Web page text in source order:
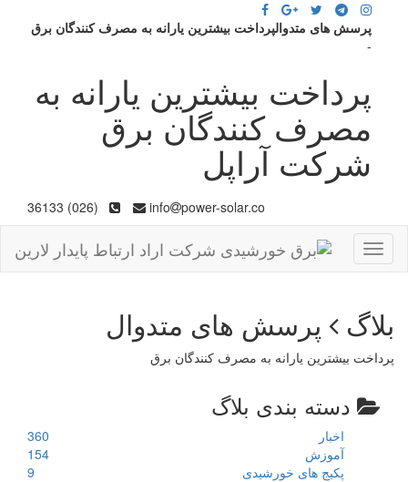
پرسش های متدوالپرداخت بیشترین یارانه به مصرف کنندگان برق
-
پرداخت بیشترین یارانه به
مصرف کنندگان برق
شرکت آراپل
info power-solar.co
(026) 36133
Toggle
navigation
بلاگ پرسش های متدوال
پرداخت بیشترین یارانه به مصرف کنندگان برق
دسته بندی بلاگ
اخبار
360
آموزش
154
پکیج های خورشیدی
9